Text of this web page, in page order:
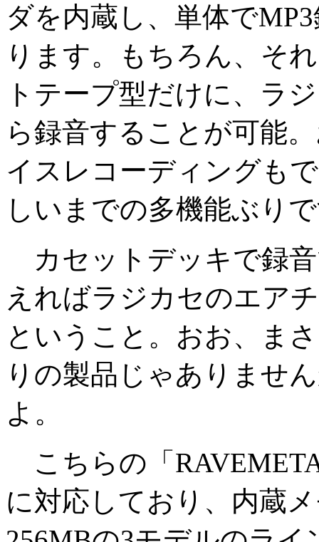
ダを内蔵し、単体で
ります。もちろん、そ
トテープ型だけに、ラ
ら録音することが可能
イスレコーディングも
しいまでの多機能ぶり
カセットデッキで録
えればラジカセのエア
ということ。おお、ま
りの製品じゃありませ
よ。
こちらの「
に対応しており、内蔵